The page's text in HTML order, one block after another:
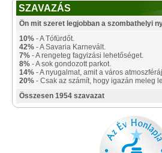
SZAVAZÁS
Ön mit szeret legjobban a szombathelyi
10% - A Tófürdőt.
42% - A Savaria Karnevált.
7% - A rengeteg fagyizási lehetőséget.
8% - A sok gondozott parkot.
14% - A nyugalmat, amit a város
20% - Csak az számít, hogy igazán meleg
Összesen 1954 szavazat